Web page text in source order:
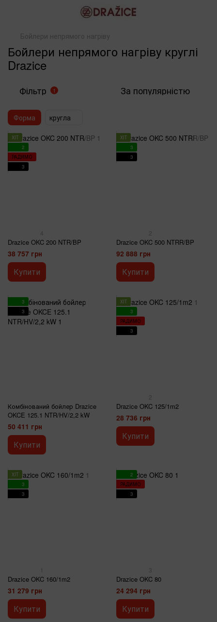
Бойлери непрямого нагріву
Бойлери непрямого нагріву круглі
Drazice
Фільтр 1 За популярністю
Форма кругла
ХІТ
2
РАДИМО
3
4
Drazice OKC 200 NTR/BP
38 757 грн
Купити
ХІТ
3
3
2
Drazice OKC 500 NTRR/BP
92 888 грн
Купити
3
3
Комбінований бойлер Drazice
OKCE 125.1 NTR/HV/2,2 kW
50 411 грн
Купити
ХІТ
3
РАДИМО
3
2
Drazice OKC 125/1m2
28 736 грн
Купити
ХІТ
3
3
1
Drazice OKC 160/1m2
31 279 грн
Купити
2
РАДИМО
3
3
Drazice OKC 80
24 294 грн
Купити